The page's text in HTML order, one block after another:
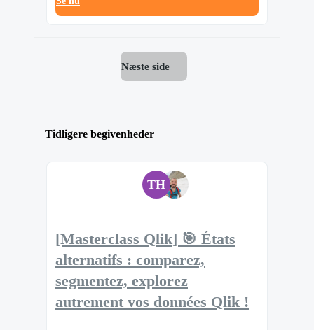
Næste side
Tidligere begivenheder
TH
[Masterclass Qlik] 🎯 États
alternatifs : comparez,
segmentez, explorez
autrement vos données Qlik !